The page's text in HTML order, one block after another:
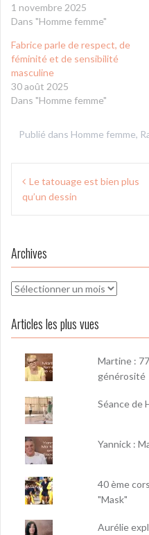
1 novembre 2025
Dans "Homme femme"
Fabrice parle de respect, de
féminité et de sensibilité
masculine
30 août 2025
Dans "Homme femme"
Publié dans Homme femme,
Navigation
deLe tatouage est bien plus
qu’un dessin
Archives
Archives
Articles les plus vues
Martine :
générosité
Séance de
Yannick :
40 ème
"Mask"
Aurélie